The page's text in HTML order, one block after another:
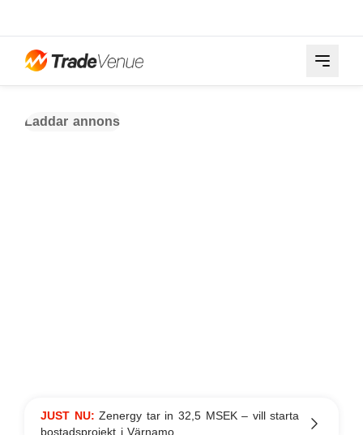
Laddar annons
JUST NU:Zenergy tar in 32,5 MSEK – vill starta
bostadsprojekt i Värnamo